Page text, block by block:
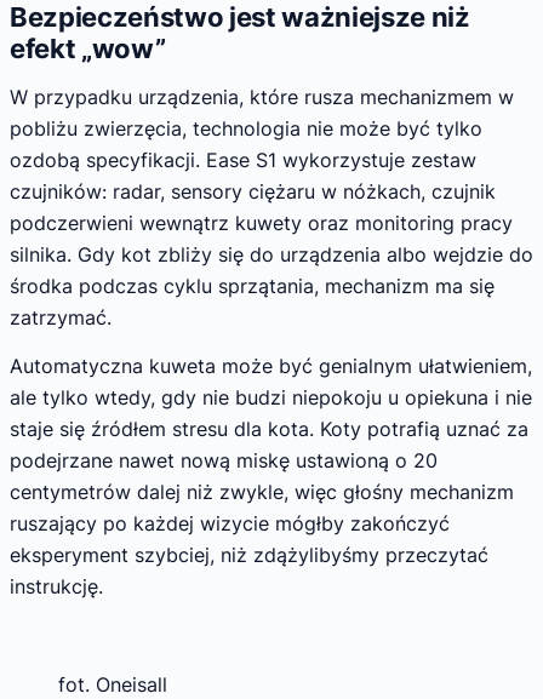
Bezpieczeństwo jest ważniejsze niż
efekt „wow”
W przypadku urządzenia, które rusza mechanizmem w
pobliżu zwierzęcia, technologia nie może być tylko
ozdobą specyfikacji. Ease S1 wykorzystuje zestaw
czujników: radar, sensory ciężaru w nóżkach, czujnik
podczerwieni wewnątrz kuwety oraz monitoring pracy
silnika. Gdy kot zbliży się do urządzenia albo wejdzie do
środka podczas cyklu sprzątania, mechanizm ma się
zatrzymać.
Automatyczna kuweta może być genialnym ułatwieniem,
ale tylko wtedy, gdy nie budzi niepokoju u opiekuna i nie
staje się źródłem stresu dla kota. Koty potrafią uznać za
podejrzane nawet nową miskę ustawioną o 20
centymetrów dalej niż zwykle, więc głośny mechanizm
ruszający po każdej wizycie mógłby zakończyć
eksperyment szybciej, niż zdążylibyśmy przeczytać
instrukcję.
fot. Oneisall